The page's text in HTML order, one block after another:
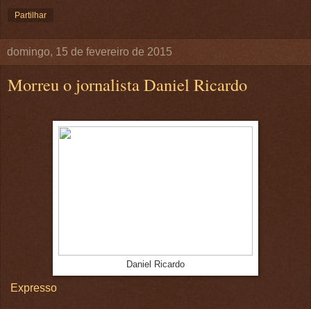
Partilhar
domingo, 15 de fevereiro de 2015
Morreu o jornalista Daniel Ricardo
.
Daniel Ricardo
Expresso